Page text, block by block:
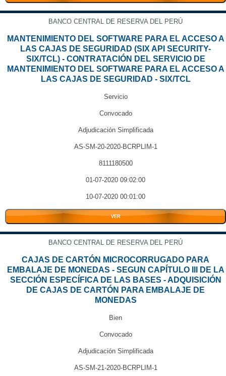
BANCO CENTRAL DE RESERVA DEL PERÚ
MANTENIMIENTO DEL SOFTWARE PARA EL ACCESO A
LAS CAJAS DE SEGURIDAD (SIX API SECURITY-
SIX/TCL) - CONTRATACIÓN DEL SERVICIO DE
MANTENIMIENTO DEL SOFTWARE PARA EL ACCESO A
LAS CAJAS DE SEGURIDAD - SIX/TCL
Servicio
Convocado
Adjudicación Simplificada
AS-SM-20-2020-BCRPLIM-1
8111180500
01-07-2020 09:02:00
10-07-2020 00:01:00
VER
BANCO CENTRAL DE RESERVA DEL PERÚ
CAJAS DE CARTÓN MICROCORRUGADO PARA
EMBALAJE DE MONEDAS - SEGUN CAPÍTULO III DE LA
SECCIÓN ESPECÍFICA DE LAS BASES - ADQUISICIÓN
DE CAJAS DE CARTÓN PARA EMBALAJE DE
MONEDAS
Bien
Convocado
Adjudicación Simplificada
AS-SM-21-2020-BCRPLIM-1